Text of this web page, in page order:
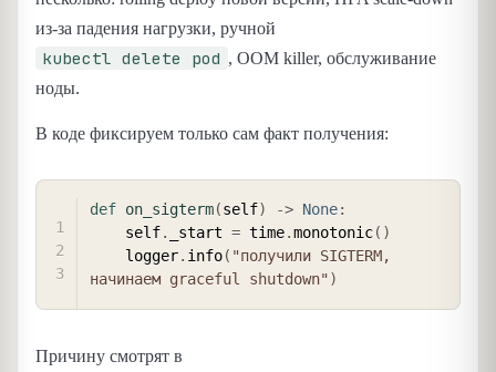
из-за падения нагрузки, ручной
kubectl delete pod , OOM killer, обслуживание
ноды.
В коде фиксируем только сам факт получения:
def on_sigterm(self) -> None:
    self
. _start = time.monotonic( )
    logger
. info( "получили SIGTERM,
начинаем graceful shutdown")
Причину смотрят в